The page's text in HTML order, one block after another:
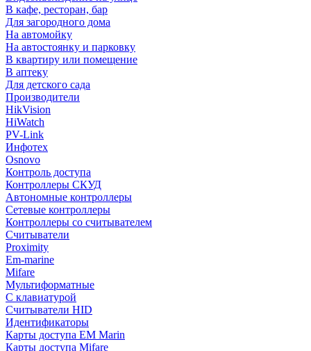
В кафе, ресторан, бар
Для загородного дома
На автомойку
На автостоянку и парковку
В квартиру или помещение
В аптеку
Для детского сада
Производители
HikVision
HiWatch
PV-Link
Инфотех
Osnovo
Контроль доступа
Контроллеры СКУД
Автономные контроллеры
Сетевые контроллеры
Контроллеры со считывателем
Считыватели
Proximity
Em-marine
Mifare
Мультиформатные
С клавиатурой
Считыватели HID
Идентификаторы
Карты доступа EM Marin
Карты доступа Mifare